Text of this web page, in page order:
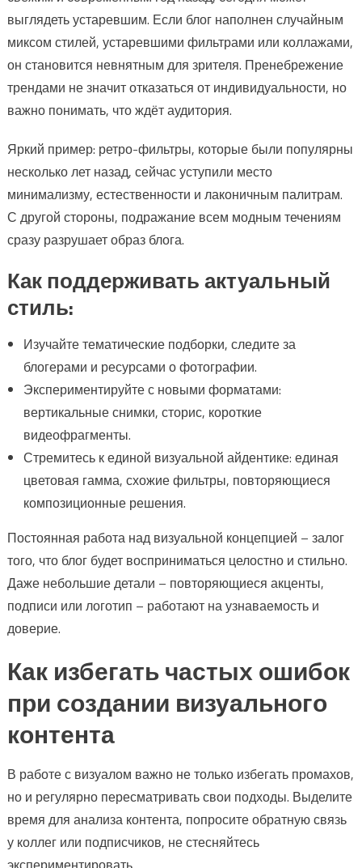
выглядеть устаревшим. Если блог наполнен случайным
миксом стилей, устаревшими фильтрами или коллажами,
он становится невнятным для зрителя. Пренебрежение
трендами не значит отказаться от индивидуальности, но
важно понимать, что ждёт аудитория.
Яркий пример: ретро-фильтры, которые были популярны
несколько лет назад, сейчас уступили место
минимализму, естественности и лаконичным палитрам.
С другой стороны, подражание всем модным течениям
сразу разрушает образ блога.
Как поддерживать актуальный
стиль:
Изучайте тематические подборки, следите за
блогерами и ресурсами о фотографии.
Экспериментируйте с новыми форматами:
вертикальные снимки, сторис, короткие
видеофрагменты.
Стремитесь к единой визуальной айдентике: единая
цветовая гамма, схожие фильтры, повторяющиеся
композиционные решения.
Постоянная работа над визуальной концепцией – залог
того, что блог будет восприниматься целостно и стильно.
Даже небольшие детали – повторяющиеся акценты,
подписи или логотип – работают на узнаваемость и
доверие.
Как избегать частых ошибок
при создании визуального
контента
В работе с визуалом важно не только избегать промахов,
но и регулярно пересматривать свои подходы. Выделите
время для анализа контента, попросите обратную связь
у коллег или подписчиков, не стесняйтесь